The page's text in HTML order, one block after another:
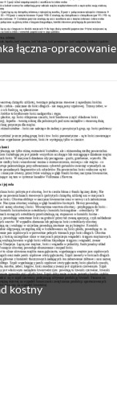
łączna-opracowanie
kostny